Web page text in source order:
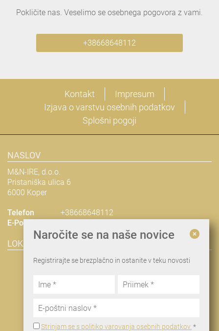
Pokličite nas. Veselimo se osebnega pogovora z vami.
+38668648112
Kontakt
Impresum
Izjava o varstvu osebnih podatkov
Splošni pogoji
NASLOV
M&N-IRE, d.o.o.
Pristaniška ulica 6
6000 Koper
Telefon
+38668648112
E-Pošta
LOKACIJA & NAČRT POTI
Naročite se na naše novice
Registrirajte se brezplačno in ostanite v teku novosti
Strinjam se s politiko varovanja osebnih podatkov. *